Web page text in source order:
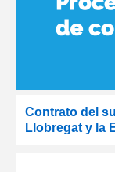
Contrato del
Llobregat y la